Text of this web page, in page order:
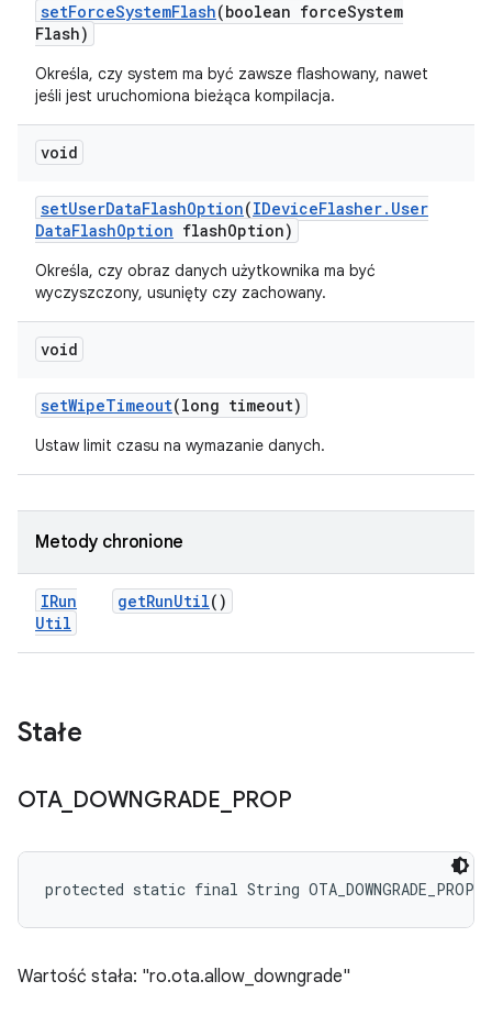
setForceSystemFlash(boolean forceSystem
Flash)
Określa, czy system ma być zawsze flashowany, nawet
jeśli jest uruchomiona bieżąca kompilacja.
void
setUserDataFlashOption(IDeviceFlasher. User
DataFlashOption flashOption)
Określa, czy obraz danych użytkownika ma być
wyczyszczony, usunięty czy zachowany.
void
setWipeTimeout(long timeout)
Ustaw limit czasu na wymazanie danych.
Metody chronione
IRun
Util
getRunUtil()
Stałe
OTA_ DOWNGRADE PROP
protected static final String OTA_DOWNGRADE_PROP
Wartość stała: "ro.ota.allow_downgrade"